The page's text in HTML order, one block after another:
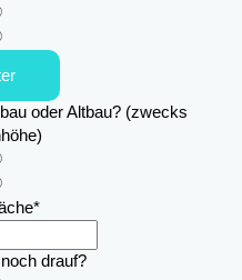
oder Altbau? (zwecks
*
drauf?